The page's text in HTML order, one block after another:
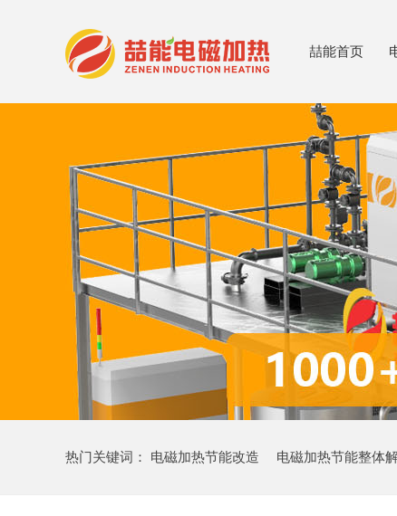
喆能首页
热门关键词： 电磁加热节能改造 电磁加热节能整体